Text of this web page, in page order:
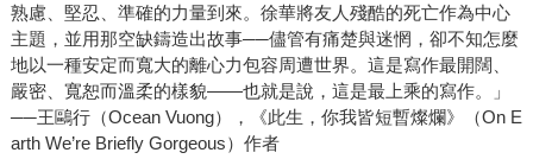
熟慮、堅忍、準確的力量到來。徐華將友人殘酷的死亡作為中心
主題，並用那空缺鑄造出故事──儘管有痛楚與迷惘，卻不知怎麼
地以一種安定而寬大的離心力包容周遭世界。這是寫作最開闊、
嚴密、寬恕而溫柔的樣貌——也就是說，這是最上乘的寫作。」
──王鷗行（Ocean Vuong），《此生，你我皆短暫燦爛》（On E
arth We’re Briefly Gorgeous）作者